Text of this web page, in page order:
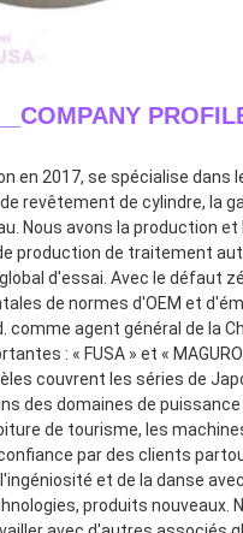
en 2017, se spécialise
revêtement de cylindre, la
Nous avons la production
production de traitement
d'essai. Avec le défaut
de normes d'OEM et
comme agent général de la
: « FUSA » et «
couvrent les séries de
des domaines de
de tourisme, les
par des clients
et de la danse
produits nouveaux.